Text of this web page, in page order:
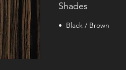
Shades
• Black / Brown